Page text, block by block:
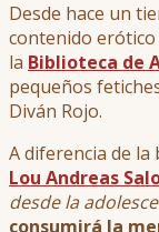
Desde hace un
contenido
la Biblioteca de
pequeños
Diván Rojo.
A diferencia de
Lou Andreas
desde la
consumirá la